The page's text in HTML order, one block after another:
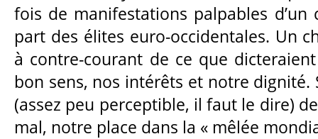
fois de manifestations palpables
part des élites euro-occidentales. Un
à contre-courant de ce que
bon sens, nos intérêts et notre dignité.
(assez peu perceptible, il faut le dire)
mal, notre place dans la « mêlée